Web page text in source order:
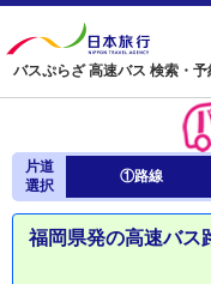
バスぷらざ 高速バス 検索・予
片道
選択
①路線
福岡県発の高速バス